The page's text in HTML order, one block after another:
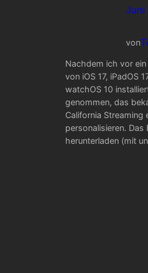
Juni
von
Nachdem ich vor
von iOS 17, iPadOS
watchOS 10
genommen, das
California Streaming
personalisieren.
herunterladen (mit